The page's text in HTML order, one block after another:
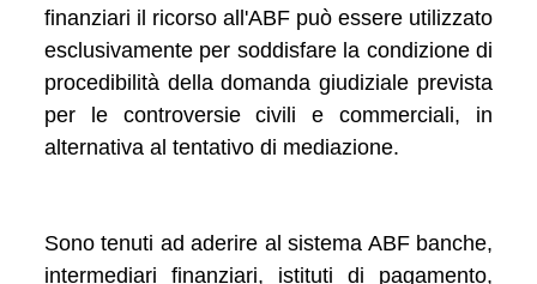
finanziari il ricorso all'ABF può essere utilizzato
esclusivamente per soddisfare la condizione di
procedibilità della domanda giudiziale prevista
per le controversie civili e commerciali, in
alternativa al tentativo di mediazione.
Sono tenuti ad aderire al sistema ABF banche,
intermediari finanziari, istituti di pagamento,